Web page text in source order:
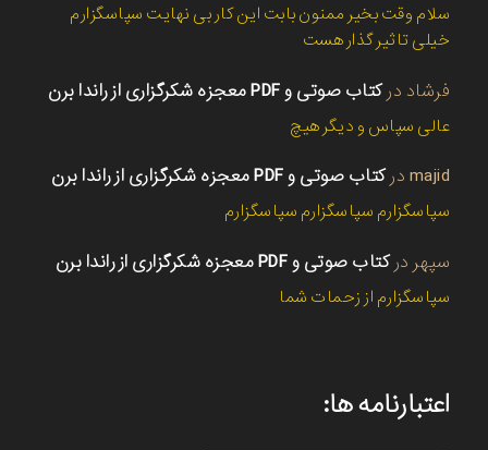
سلام وقت بخیر ممنون بابت این کار بی نهایت سپاسگزارم
خیلی تاثیر گذار هست
فرشاد درکتاب صوتی و PDF معجزه شکرگزاری از راندا برن
عالی سپاس و دیگر هیچ
majid درکتاب صوتی و PDF معجزه شکرگزاری از راندا برن
سپاسگزارم سپاسگزارم سپاسگزارم
سپهر درکتاب صوتی و PDF معجزه شکرگزاری از راندا برن
سپاسگزارم از زحمات شما
اعتبارنامه ها: